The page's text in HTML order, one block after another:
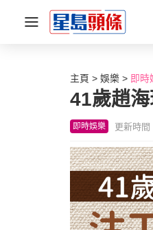
主頁 娛樂 即時
41歲趙
即時娛樂 更新時間